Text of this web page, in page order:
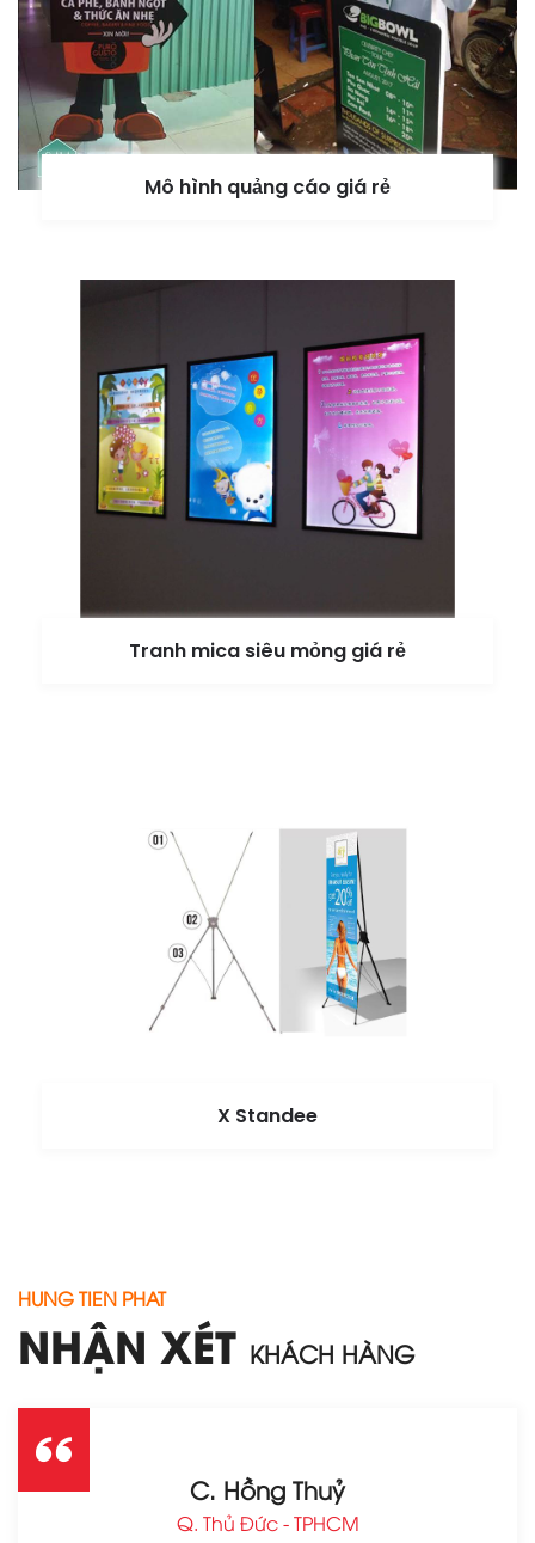
Mô hình quảng cáo giá rẻ
Tranh mica siêu mỏng giá rẻ
X Standee
HUNG TIEN PHAT
NHẬN XÉT KHÁCH HÀNG
C. Hồng Thuỷ
Q. Thủ Đức - TPHCM